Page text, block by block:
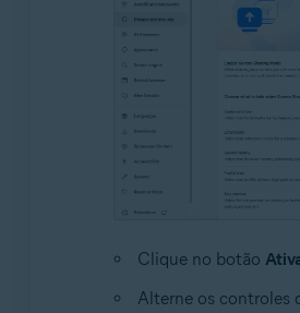
Clique no botão
Alterne os controles